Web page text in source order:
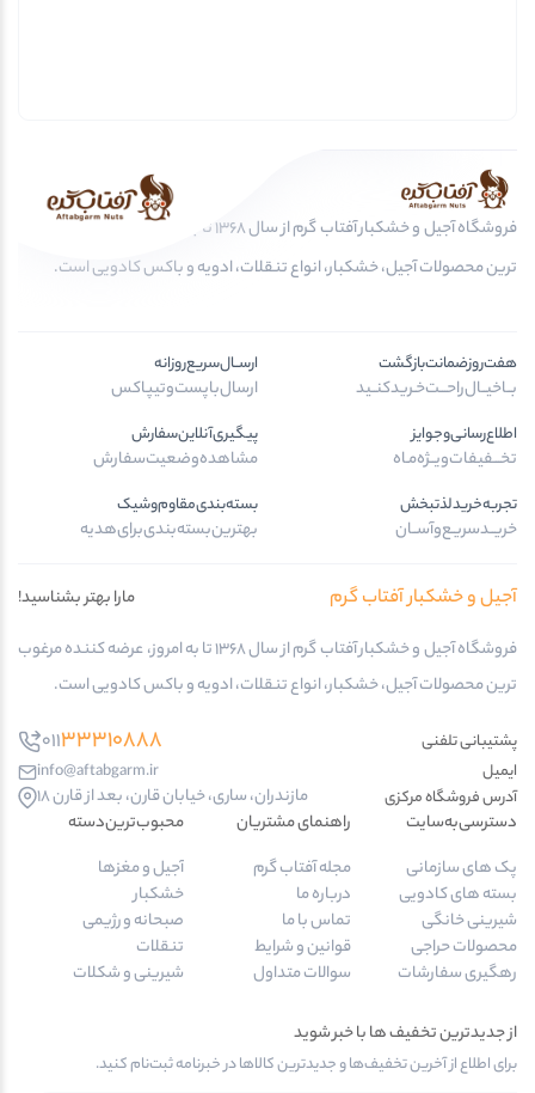
فروشگاه آجیل و خشکبار آفتاب گرم از سال 1368 تا به امروز، عرضه کننده مرغوب
ترین محصولات آجیل، خشکبار، انواع تنقلات، ادویه و باکس کادویی است.
هفت‌روز‌ضمانت‌بازگشت
بــا‌خیــال‌راحـــت‌خـرید‌کنــید
ارســال‌سریع‌روزانه
ارسال‌با‌پست‌و‌تیپاکس
اطلاع‌رسانی‌و‌جوایز
تخـــفیفات‌ویــژه‌مـاه
پیگیری‌آنلاین‌سفارش
مشاهده‌وضعیت‌سفارش
تجربه‌خرید‌لذتبخش
خریــد‌سریـع‌و‌آســان
بسته‌بندی‌مقاوم‌وشیک
بهترین‌بسته‌بندی‌برای‌هدیه
آجیل و خشکبار آفتاب گرم
مارا بهتر بشناسید!
فروشگاه آجیل و خشکبار آفتاب گرم از سال 1368 تا به امروز، عرضه کننده مرغوب
ترین محصولات آجیل، خشکبار، انواع تنقلات، ادویه و باکس کادویی است.
پشتیبانی تلفنی 01133310888
ایمیل
info@aftabgarm.ir
آدرس‌ فروشگاه مرکزی
مازندران، ساری، خیابان قارن، بعد از قارن 18
دسترسی‌به‌سایت
پک های سازمانی
بسته های کادویی
شیرینی خانگی
محصولات حراجی
رهگیری سفارشات
راهنمای مشتریان
مجله آفتاب گرم
درباره ما
تماس با ما
قوانین و شرایط
سوالات متداول
محبوب‌ترین‌دسته‌
آجیل و مغزها
خشکبار
صبحانه و رژیمی
تنقلات
شیرینی و شکلات
از جدیدترین تخفیف ها با خبر شوید
برای اطلاع از آخرین تخفیف‌ها و جدیدترین کالاها در خبرنامه ثبت‌نام کنید.